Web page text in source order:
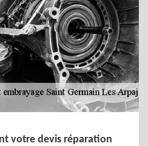
votre devis réparation